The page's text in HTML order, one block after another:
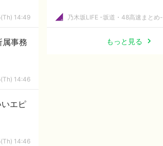
14:49
属事務
14:46
エピ
14:46
乃木坂LIFE -坂道・48高速まとめ-
もっと見る